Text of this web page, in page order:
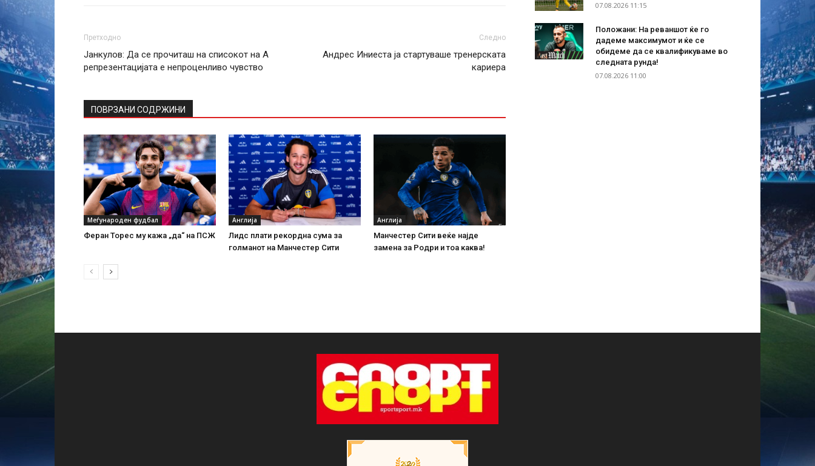
Претходно
Јанкулов: Да се прочиташ на списокот на А
репрезентацијата е непроценливо чувство
Следно
Андрес Иниеста ја стартуваше тренерската
кариера
ПОВРЗАНИ СОДРЖИНИ
Меѓународен фудбал
Феран Торес му кажа „да“ на ПСЖ
Англија
Лидс плати рекордна сума за
голманот на Манчестер Сити
Англија
Манчестер Сити веќе најде
замена за Родри и тоа каква!
07.08.2026 11:15
Положани: На реваншот ќе го
дадеме максимумот и ќе се
обидеме да се квалификуваме во
следната рунда!
07.08.2026 11:00